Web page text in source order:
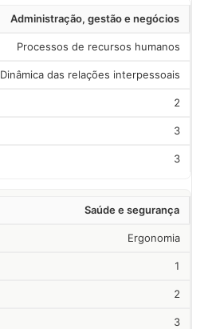
Administração, gestão e negócios
Processos de recursos humanos
Dinâmica das relações interpessoais
2
3
3
Saúde e segurança
Ergonomia
1
2
3